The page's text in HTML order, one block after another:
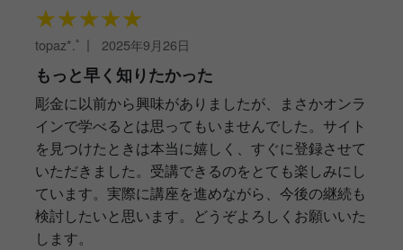
★★★★★
topaz*.ﾟ ｜ 2025年9月26日
もっと早く知りたかった
彫金に以前から興味がありましたが、まさかオンラ
インで学べるとは思ってもいませんでした。サイト
を見つけたときは本当に嬉しく、すぐに登録させて
いただきました。受講できるのをとても楽しみにし
ています。実際に講座を進めながら、今後の継続も
検討したいと思います。どうぞよろしくお願いいた
します。